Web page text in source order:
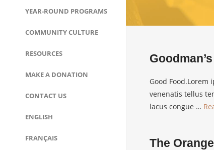
YEAR-ROUND PROGRAMS
COMMUNITY CULTURE
RESOURCES
MAKE A DONATION
CONTACT US
ENGLISH
FRANÇAIS
Goodman’s
Good
venenatis tellus
lacus congue …
The